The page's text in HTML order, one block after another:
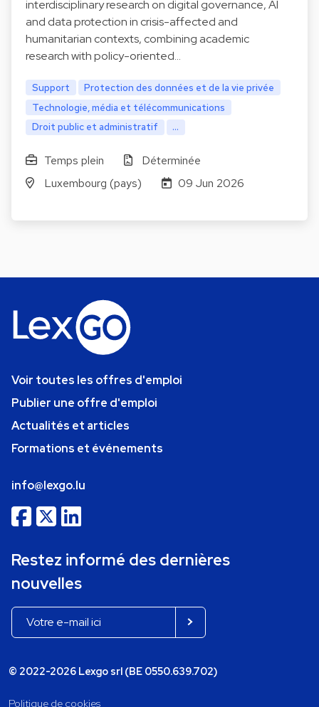
interdisciplinary research on digital governance, AI
and data protection in crisis-affected and
humanitarian contexts, combining academic
research with policy-oriented…
Support
Protection des données et de la vie privée
Technologie, média et télécommunications
Droit public et administratif
...
Temps plein
Déterminée
Luxembourg (pays)
09 Jun 2026
Voir toutes les offres d'emploi
Publier une offre d'emploi
Actualités et articles
Formations et événements
info@lexgo.lu
Restez informé des dernières
nouvelles
© 2022-2026 Lexgo srl (BE 0550.639.702)
Politique de cookies